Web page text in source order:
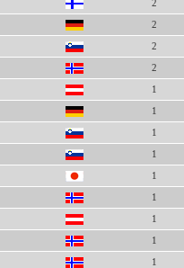
2
2
2
2
1
1
1
1
1
1
1
1
1